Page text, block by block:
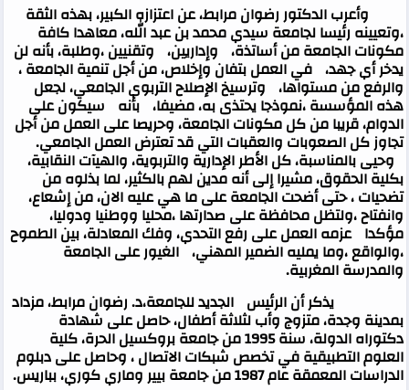
وأعرب الدكتور رضوان مرابط، عن اعتزازه الكبير، بهذه الثقة
،وتعيينه رئيسا لجامعة سيدي محمد بن عبد الله، معاهدا كافة
مكونات الجامعة من أساتذة، وإداريين، وتقنيين ،وطلبة، بأنه لن
يدخر أي جهد، في العمل بتفان وإخلاص، من أجل تنمية الجامعة ،
والرفع من مستواها، وترسيخ الإصلاح التربوي الجامعي، لجعل
هذه المؤسسة ،نموذجا يحتذى به، مضيفا، بأنه سيكون على
الدوام، قريبا من كل مكونات الجامعة، وحريصا على العمل من أجل
تجاوز كل الصعوبات والعقبات التي قد تعترض العمل الجامعي.
وحيى بالمناسبة، كل الأطر الإدارية والتربوية، والهيآت النقابية،
بكلية الحقوق، مشيرا إلى أنه مدين لهم بالكثير، لما بذلوه من
تضحيات ، حتى أضحت الجامعة على ما هي عليه الان، من إشعاع،
وانفتاح ،ولتظل محافظة على صدارتها ،محليا ووطنيا ودوليا،
مؤكدا عزمه العمل على رفع التحدي، وفك المعادلة، بين الطموح
،والواقع ،وما يمليه الضمير المهني، الغيور على الجامعة
والمدرسة المغربية.
يذكر أن الرئيس الجديد للجامعة،د. رضوان مرابط، مزداد
بمدينة وجدة، متزوج وأب لثلاثة أطفال، حاصل على شهادة
دكتوراه الدولة، سنة 1995 من جامعة بروكسيل الحرة، كلية
العلوم التطبيقية في تخصص شبكات الاتصال ، وحاصل على دبلوم
الدراسات المعمقة عام 1987 من جامعة بيير وماري كوري، بباريس.